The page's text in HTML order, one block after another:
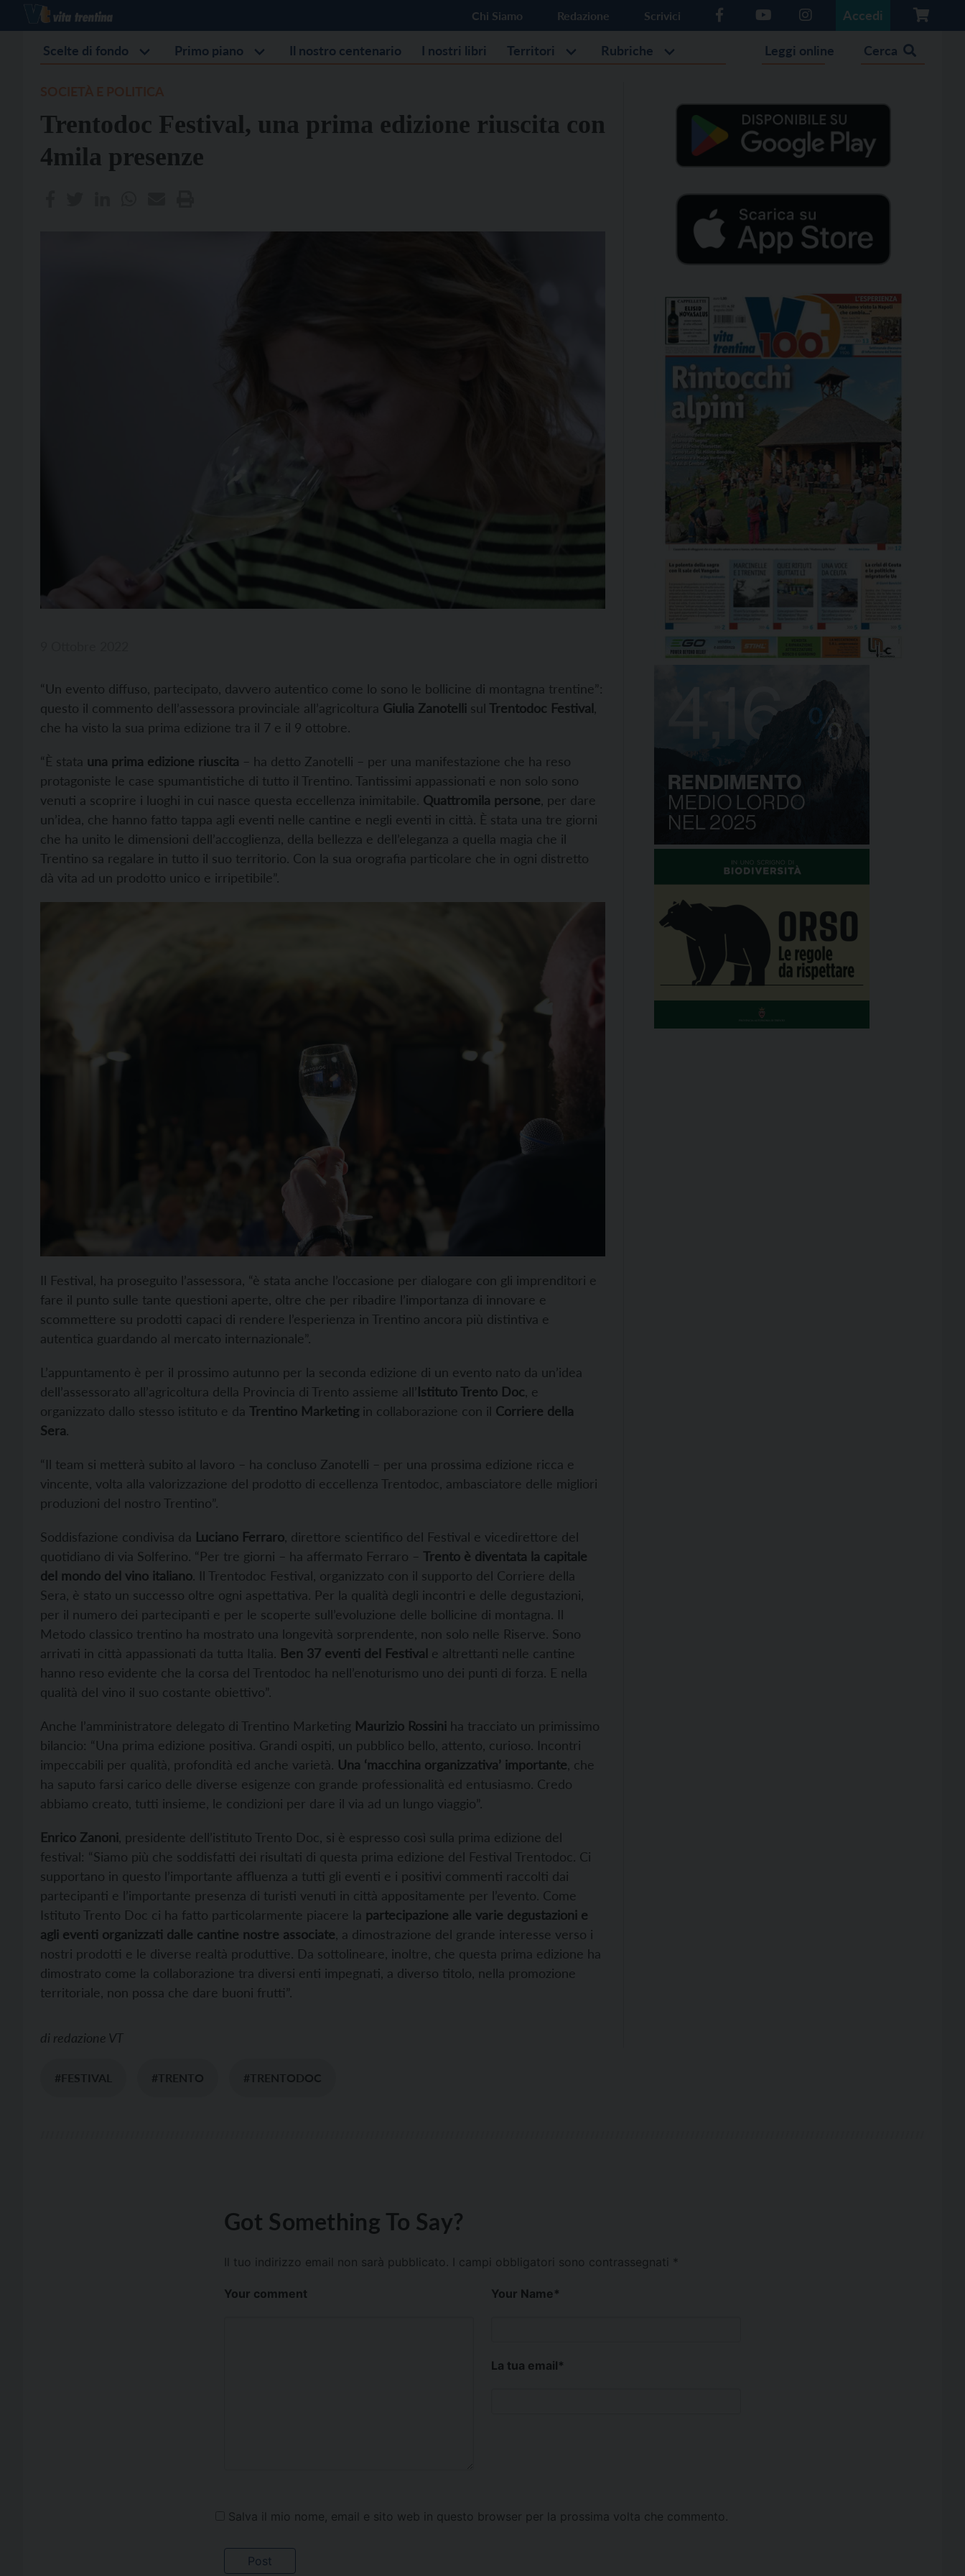
Chi Siamo Redazione Scrivici Accedi
Scelte di fondo Primo piano Il nostro centenario I nostri libri Territori Rubriche Leggi online Cerca
Trentodoc Festival, una prima edizione riuscita con
4mila presenze
“Un evento diffuso, partecipato, davvero autentico come lo sono le bollicine di montagna trentine”:
questo il commento dell’assessora provinciale all’agricoltura Giulia Zanotelli sul Trentodoc Festival
che ha visto la sua prima edizione tra il 7 e il 9 ottobre.
“È stata una prima edizione riuscita – ha detto Zanotelli – per una manifestazione che ha reso
protagoniste le case spumantistiche di tutto il Trentino. Tantissimi appassionati e non solo sono
venuti a scoprire i luoghi in cui nasce questa eccellenza inimitabile. Quattromila persone , per dare
un’idea, che hanno fatto tappa agli eventi nelle cantine e negli eventi in città. È stata una tre giorni
che ha unito le dimensioni dell’accoglienza, della bellezza e dell’eleganza a quella magia che il
Trentino sa regalare in tutto il suo territorio. Con la sua orografia particolare che in ogni distretto
dà vita ad un prodotto unico e irripetibile”.
Il Festival, ha proseguito l’assessora, “è stata anche l’occasione per dialogare con gli imprenditori e
fare il punto sulle tante questioni aperte, oltre che per ribadire l’importanza di innovare e
scommettere su prodotti capaci di rendere l’esperienza in Trentino ancora più distintiva e
autentica guardando al mercato internazionale”.
L’appuntamento è per il prossimo autunno per la seconda edizione di un evento nato da un’idea
dell’assessorato all’agricoltura della Provincia di Trento assieme all’Istituto Trento Doc , e
organizzato dallo stesso istituto e da Trentino Marketing in collaborazione con il Corriere della
Sera.
“Il team si metterà subito al lavoro – ha concluso Zanotelli – per una prossima edizione ricca e
vincente, volta alla valorizzazione del prodotto di eccellenza Trentodoc, ambasciatore delle migliori
produzioni del nostro Trentino”.
Soddisfazione condivisa da Luciano Ferraro , direttore scientifico del Festival e vicedirettore del
quotidiano di via Solferino. “Per tre giorni – ha affermato Ferraro – Trento è diventata la capitale
del mondo del vino italiano. Il Trentodoc Festival, organizzato con il supporto del Corriere della
Sera, è stato un successo oltre ogni aspettativa. Per la qualità degli incontri e delle degustazioni,
per il numero dei partecipanti e per le scoperte sull’evoluzione delle bollicine di montagna. Il
Metodo classico trentino ha mostrato una longevità sorprendente, non solo nelle Riserve. Sono
arrivati in città appassionati da tutta Italia. Ben 37 eventi del Festival e altrettanti nelle cantine
hanno reso evidente che la corsa del Trentodoc ha nell’enoturismo uno dei punti di forza. E nella
qualità del vino il suo costante obiettivo”.
Anche l’amministratore delegato di Trentino Marketing Maurizio Rossini ha tracciato un primissimo
bilancio: “Una prima edizione positiva. Grandi ospiti, un pubblico bello, attento, curioso. Incontri
impeccabili per qualità, profondità ed anche varietà. Una ‘macchina organizzativa’ importante , che
ha saputo farsi carico delle diverse esigenze con grande professionalità ed entusiasmo. Credo
abbiamo creato, tutti insieme, le condizioni per dare il via ad un lungo viaggio”.
Enrico Zanoni , presidente dell’istituto Trento Doc, si è espresso così sulla prima edizione del
festival: “Siamo più che soddisfatti dei risultati di questa prima edizione del Festival Trentodoc. Ci
supportano in questo l’importante affluenza a tutti gli eventi e i positivi commenti raccolti dai
partecipanti e l’importante presenza di turisti venuti in città appositamente per l’evento. Come
Istituto Trento Doc ci ha fatto particolarmente piacere la partecipazione alle varie degustazioni e
agli eventi organizzati dalle cantine nostre associate , a dimostrazione del grande interesse verso i
nostri prodotti e le diverse realtà produttive. Da sottolineare, inoltre, che questa prima edizione ha
dimostrato come la collaborazione tra diversi enti impegnati, a diverso titolo, nella promozione
territoriale, non possa che dare buoni frutti”.
di redazione VT
#FESTIVAL #TRENTO #TRENTODOC
Got Something To Say?
Il tuo indirizzo email non sarà pubblicato. I campi obbligatori sono contrassegnati *
Your comment Your Name*
La tua email*
Salva il mio nome, email e sito web in questo browser per la prossima volta che commento.